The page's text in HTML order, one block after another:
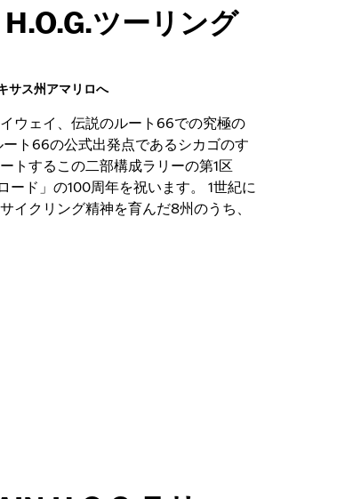
ツーリング
サス州アマリロへ
ウェイ、伝説のルート66での究極の
ト66の公式出発点であるシカゴのす
トするこの二部構成ラリーの第1区
ド」の100周年を祝います。 1世紀に
イクリング精神を育んだ8州のうち、